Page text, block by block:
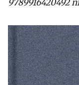
9789916420492